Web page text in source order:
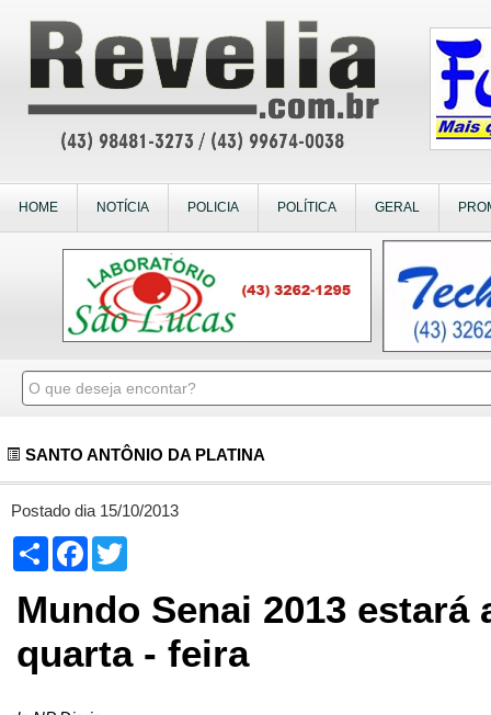
HOME NOTÍCIA POLICIA POLÍTICA GERAL
SANTO ANTÔNIO DA PLATINA
Postado dia 15/10/2013
Compartilhar
Facebook
Mundo Senai 2013 estará
quarta - feira